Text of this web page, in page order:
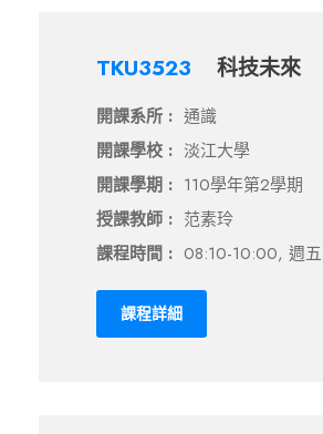
TKU3523 科技未來
開課系所 : 通識
開課學校 : 淡江大學
開課學期 : 110學年第2學期
授課教師 : 范素玲
課程時間 : 08:10-10:00, 週五
課程詳細